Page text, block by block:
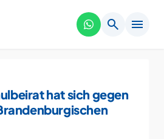
search menu
hat sich gegen